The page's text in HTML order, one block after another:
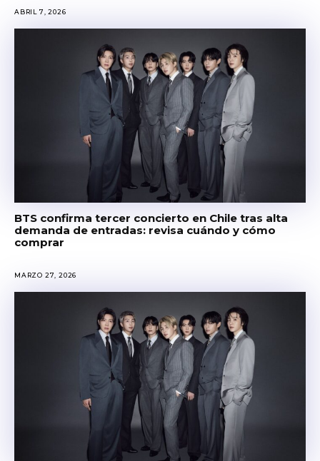
ABRIL 7, 2026
BTS confirma tercer concierto en Chile tras alta
demanda de entradas: revisa cuándo y cómo
comprar
MARZO 27, 2026